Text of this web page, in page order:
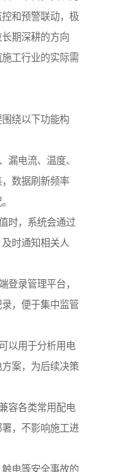
和预警联动，极
期深耕的方向
工行业的实际需
绕以下功能构
漏电流、温度、
数据刷新频率
时，系统会通过
时通知相关人
登录管理平台，
，便于集中监管
以用于分析用电
案，为后续决策
容各类常用配电
，不影响施工进
电等安全事故的